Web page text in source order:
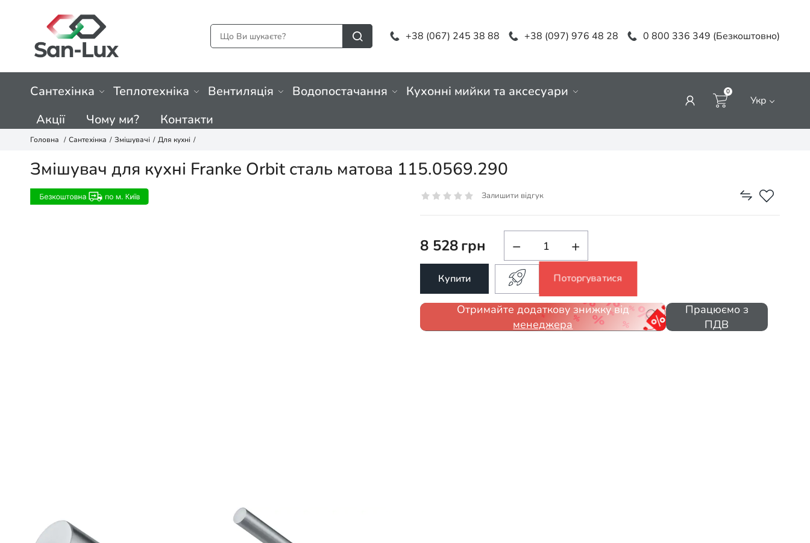
+38 (067) 245 38 88 +38 (097) 976 48 28 0 800 336 349 (Безкоштовно)
Сантехінка Теплотехніка Вентиляція Водопостачання
Кухонні мийки та аксесуари
Акції
Чому ми? Контакти
0
Укр
Головна Сантехінка Змішувачі Для кухні
Змішувач для кухні Franke Orbit сталь матова 115.0569.290
Залишити відгук
8 528грн − +
Купити Поторгуватися
Отримайте додаткову знижку від
менеджера
Працюємо з
ПДВ